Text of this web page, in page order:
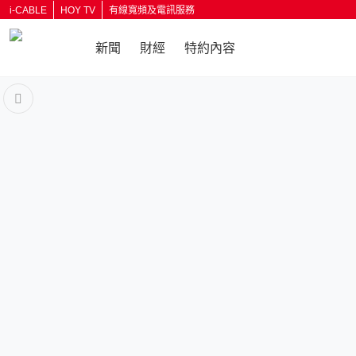
i-CABLE HOY TV 有線寬頻及電訊服務
新聞 財經 特約內容